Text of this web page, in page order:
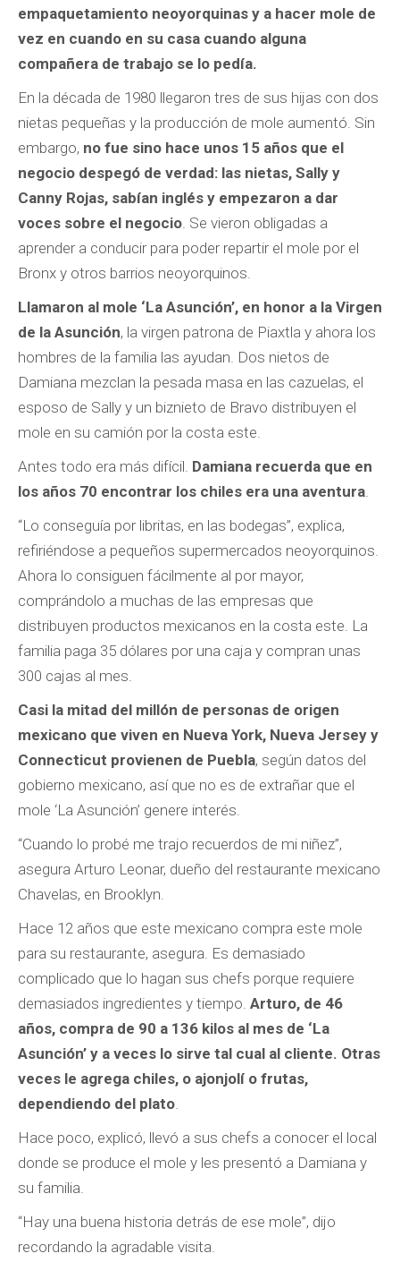
empaquetamiento neoyorquinas y a hacer mole de
vez en cuando en su casa cuando alguna
compañera de trabajo se lo pedía.
En la década de 1980 llegaron tres de sus hijas con dos
nietas pequeñas y la producción de mole aumentó. Sin
embargo, no fue sino hace unos 15 años que el
negocio despegó de verdad: las nietas, Sally y
Canny Rojas, sabían inglés y empezaron a dar
voces sobre el negocio. Se vieron obligadas a
aprender a conducir para poder repartir el mole por el
Bronx y otros barrios neoyorquinos.
Llamaron al mole ‘La Asunción’, en honor a la Virgen
de la Asunción, la virgen patrona de Piaxtla y ahora los
hombres de la familia las ayudan. Dos nietos de
Damiana mezclan la pesada masa en las cazuelas, el
esposo de Sally y un biznieto de Bravo distribuyen el
mole en su camión por la costa este.
Antes todo era más difícil. Damiana recuerda que en
los años 70 encontrar los chiles era una aventura.
“Lo conseguía por libritas, en las bodegas”, explica,
refiriéndose a pequeños supermercados neoyorquinos.
Ahora lo consiguen fácilmente al por mayor,
comprándolo a muchas de las empresas que
distribuyen productos mexicanos en la costa este. La
familia paga 35 dólares por una caja y compran unas
300 cajas al mes.
Casi la mitad del millón de personas de origen
mexicano que viven en Nueva York, Nueva Jersey y
Connecticut provienen de Puebla, según datos del
gobierno mexicano, así que no es de extrañar que el
mole ‘La Asunción’ genere interés.
“Cuando lo probé me trajo recuerdos de mi niñez”,
asegura Arturo Leonar, dueño del restaurante mexicano
Chavelas, en Brooklyn.
Hace 12 años que este mexicano compra este mole
para su restaurante, asegura. Es demasiado
complicado que lo hagan sus chefs porque requiere
demasiados ingredientes y tiempo. Arturo, de 46
años, compra de 90 a 136 kilos al mes de ‘La
Asunción’ y a veces lo sirve tal cual al cliente. Otras
veces le agrega chiles, o ajonjolí o frutas,
dependiendo del plato.
Hace poco, explicó, llevó a sus chefs a conocer el local
donde se produce el mole y les presentó a Damiana y
su familia.
“Hay una buena historia detrás de ese mole”, dijo
recordando la agradable visita.